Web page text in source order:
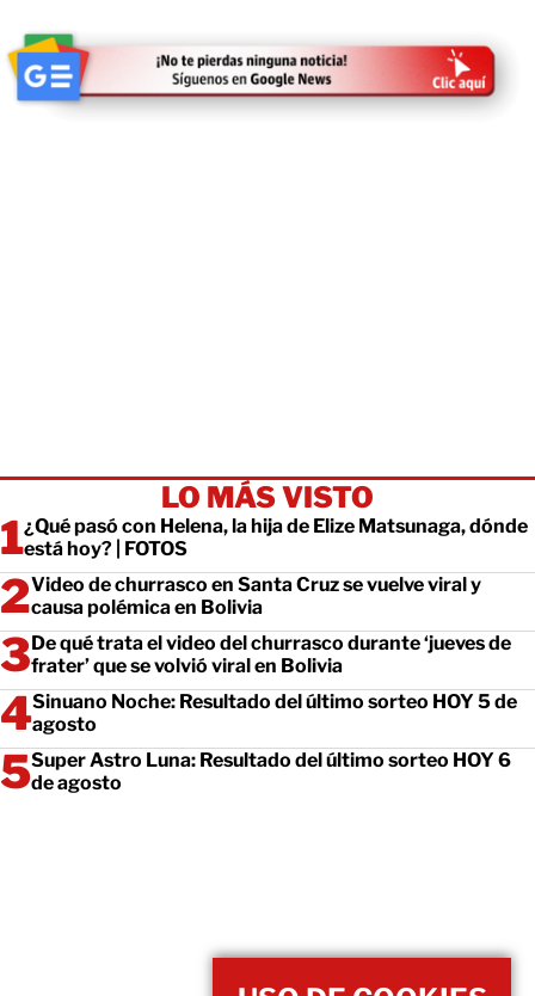
LO MÁS VISTO
¿Qué pasó con Helena, la hija de Elize Matsunaga, dónde
está hoy? | FOTOS
Video de churrasco en Santa Cruz se vuelve viral y
causa polémica en Bolivia
De qué trata el video del churrasco durante ‘jueves de
frater’ que se volvió viral en Bolivia
Sinuano Noche: Resultado del último sorteo HOY 5 de
agosto
Super Astro Luna: Resultado del último sorteo HOY 6
de agosto